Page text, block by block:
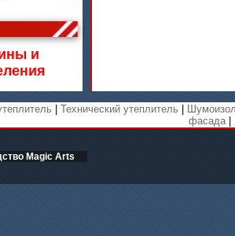
МКРВХ-250
и
Технический утеплитель
фасада|
Magic Arts